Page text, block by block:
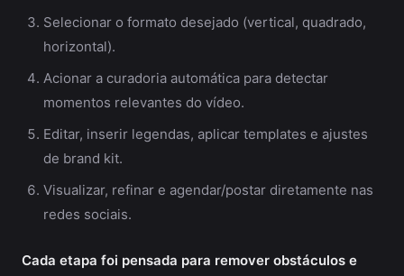
Selecionar o formato desejado (vertical, quadrado,
horizontal).
Acionar a curadoria automática para detectar
momentos relevantes do vídeo.
Editar, inserir legendas, aplicar templates e ajustes
de brand kit.
Visualizar, refinar e agendar/postar diretamente nas
redes sociais.
Cada etapa foi pensada para remover obstáculos e